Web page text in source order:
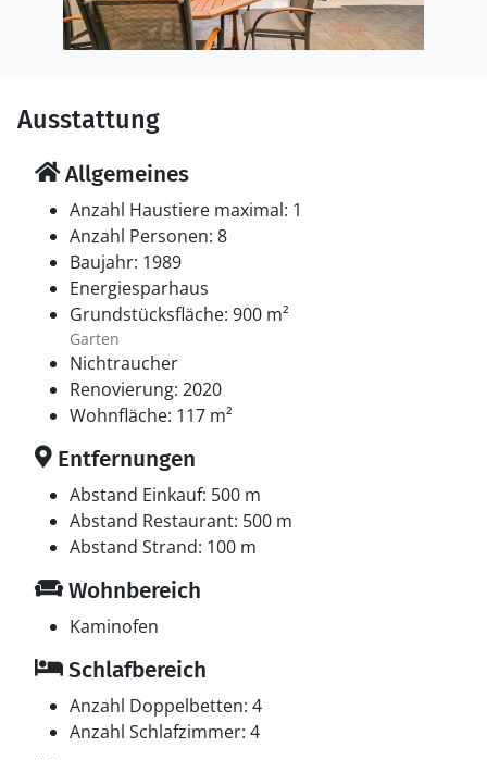
Ausstattung
Allgemeines
Anzahl Haustiere maximal: 1
Anzahl Personen: 8
Baujahr: 1989
Energiesparhaus
Grundstücksfläche: 900 m²
Garten
Nichtraucher
Renovierung: 2020
Wohnfläche: 117 m²
Entfernungen
Abstand Einkauf: 500 m
Abstand Restaurant: 500 m
Abstand Strand: 100 m
Wohnbereich
Kaminofen
Schlafbereich
Anzahl Doppelbetten: 4
Anzahl Schlafzimmer: 4